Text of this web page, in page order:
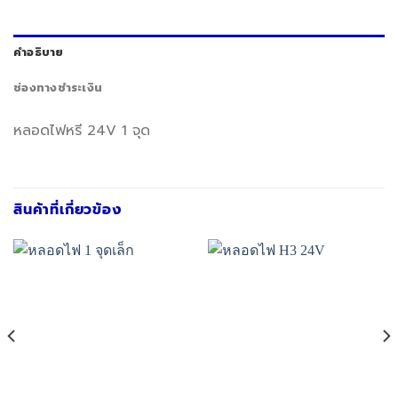
คำอธิบาย
ช่องทางชำระเงิน
หลอดไฟหรี 24V 1 จุด
สินค้าที่เกี่ยวข้อง